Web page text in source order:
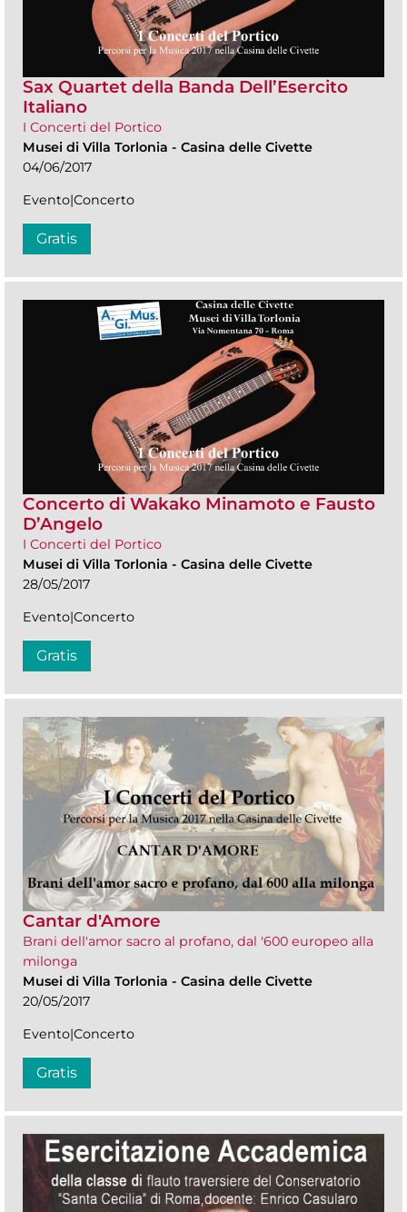
Sax Quartet della Banda Dell’Esercito
Italiano
I Concerti del Portico
Musei di Villa Torlonia - Casina delle Civette
04/06/2017
Evento|Concerto
Gratis
Concerto di Wakako Minamoto e Fausto
D’Angelo
I Concerti del Portico
Musei di Villa Torlonia - Casina delle Civette
28/05/2017
Evento|Concerto
Gratis
Cantar d'Amore
Brani dell'amor sacro al profano, dal '600 europeo alla
milonga
Musei di Villa Torlonia - Casina delle Civette
20/05/2017
Evento|Concerto
Gratis